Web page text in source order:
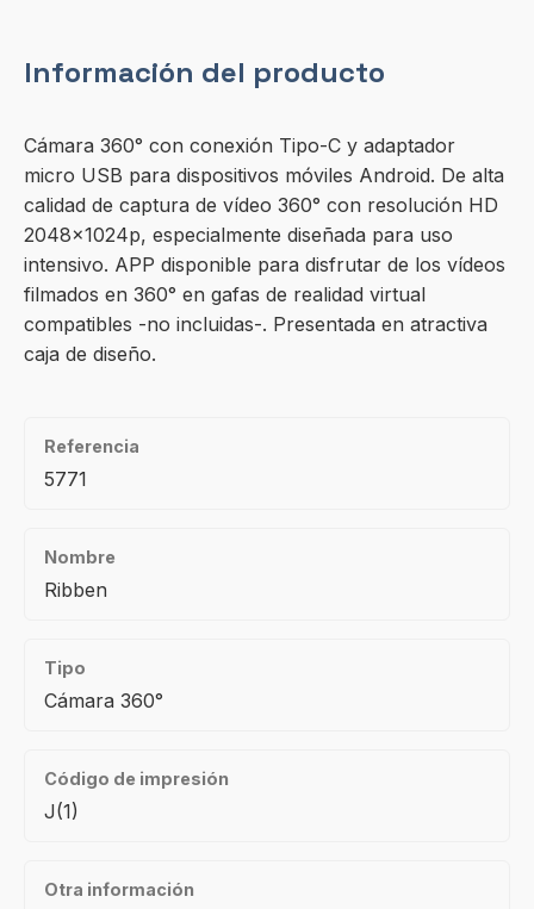
Información del producto
Cámara 360° con conexión Tipo-C y adaptador
micro USB para dispositivos móviles Android. De alta
calidad de captura de vídeo 360° con resolución HD
2048x1024p, especialmente diseñada para uso
intensivo. APP disponible para disfrutar de los vídeos
filmados en 360° en gafas de realidad virtual
compatibles -no incluidas-. Presentada en atractiva
caja de diseño.
Referencia
5771
Nombre
Ribben
Tipo
Cámara 360°
Código de impresión
J(1)
Otra información